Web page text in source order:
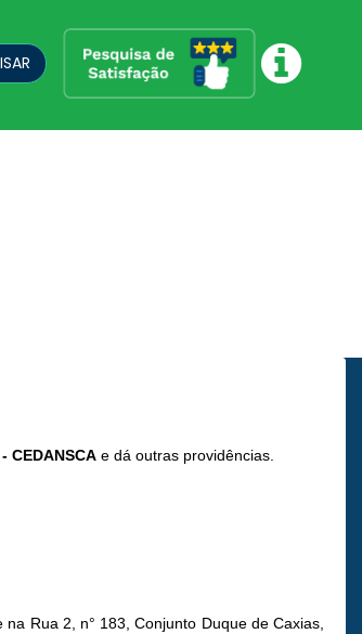
CEDANSCAe dá outras providências.
na Rua 2, n° 183, Conjunto Duque de Caxias,